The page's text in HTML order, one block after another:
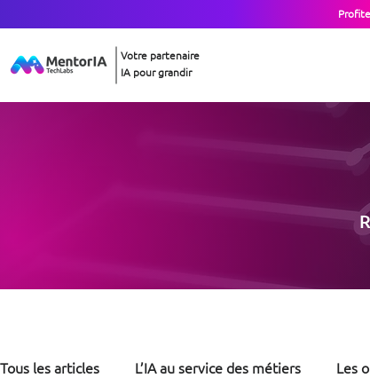
Votre partenaire
IA pour grandir
Tous les articles L’IA au service des métiers Les